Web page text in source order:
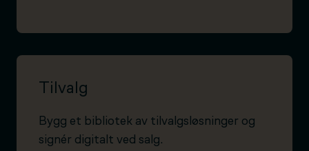
Tilvalg
Bygg et bibliotek av tilvalgsløsninger og
signér digitalt ved salg.